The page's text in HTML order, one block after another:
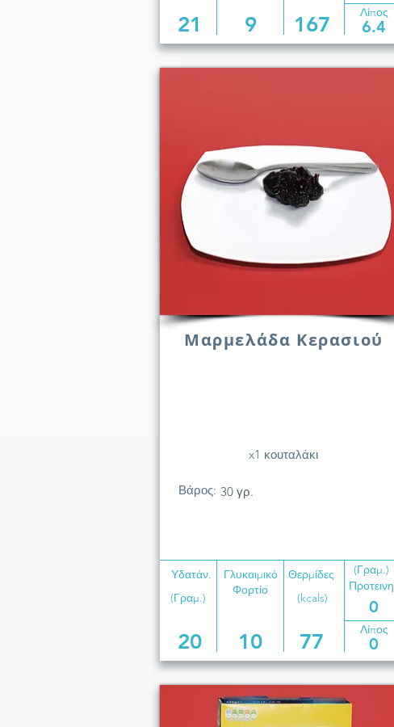
21 9 167 Λίπος
6.4
Μαρμελάδα Κερασιού
x1 κουταλάκι
Βάρος: 30 γρ.
Υδατάν.
Γλυκαιμικό
Φορτίο
(Γραμ.)
Θερμίδες
(kcals)
Προτεινη
0
(Γραμ.)
20 10 77 Λίπος
0